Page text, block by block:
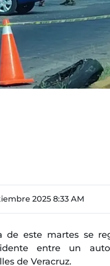
2025 8:33 AM
de este martes se
entre un
de Veracruz.